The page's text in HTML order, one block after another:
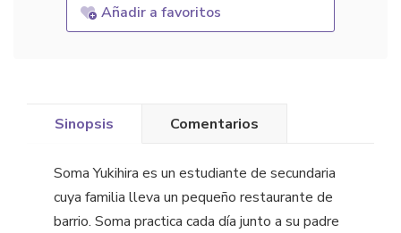
Añadir a favoritos
Sinopsis Comentarios
Soma Yukihira es un estudiante de secundaria
cuya familia lleva un pequeño restaurante de
barrio. Soma practica cada día junto a su padre